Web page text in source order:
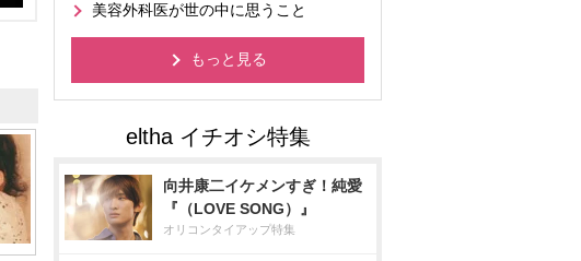
美容外科医が世の中に思うこと
もっと見る
向井康二イケメンすぎ！純愛
『（LOVE SONG）』
オリコンタイアップ特集